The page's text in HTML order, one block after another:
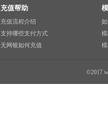
充值帮助
充值流程介绍
支持哪些支付方式
无网银如何充值
©2017